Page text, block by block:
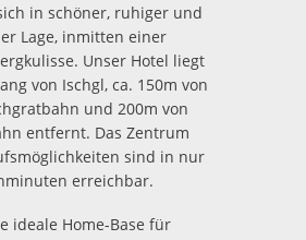
in schöner, ruhiger und
Lage, inmitten einer
Unser Hotel liegt
von Ischgl, ca. 150m von
und 200m von
entfernt. Das Zentrum
sind in nur
erreichbar.
ideale Home-Base für